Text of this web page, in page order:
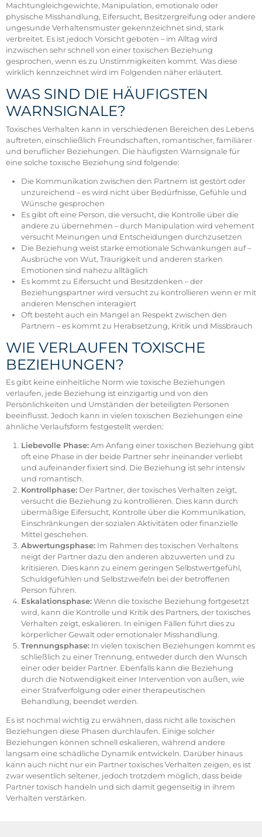
Machtungleichgewichte, Manipulation, emotionale oder
physische Misshandlung, Eifersucht, Besitzergreifung oder andere
ungesunde Verhaltensmuster gekennzeichnet sind, stark
verbreitet. Es ist jedoch Vorsicht geboten – im Alltag wird
inzwischen sehr schnell von einer toxischen Beziehung
gesprochen, wenn es zu Unstimmigkeiten kommt. Was diese
wirklich kennzeichnet wird im Folgenden näher erläutert.
WAS SIND DIE HÄUFIGSTEN
WARNSIGNALE?
Toxisches Verhalten kann in verschiedenen Bereichen des Lebens
auftreten, einschließlich Freundschaften, romantischer, familiärer
und beruflicher Beziehungen. Die häufigsten Warnsignale für
eine solche toxische Beziehung sind folgende:
Die Kommunikation zwischen den Partnern ist gestört oder
unzureichend – es wird nicht über Bedürfnisse, Gefühle und
Wünsche gesprochen
Es gibt oft eine Person, die versucht, die Kontrolle über die
andere zu übernehmen – durch Manipulation wird vehement
versucht Meinungen und Entscheidungen durchzusetzen
Die Beziehung weist starke emotionale Schwankungen auf –
Ausbrüche von Wut, Traurigkeit und anderen starken
Emotionen sind nahezu alltäglich
Es kommt zu Eifersucht und Besitzdenken – der
Beziehungspartner wird versucht zu kontrollieren wenn er mit
anderen Menschen interagiert
Oft besteht auch ein Mangel an Respekt zwischen den
Partnern – es kommt zu Herabsetzung, Kritik und Missbrauch
WIE VERLAUFEN TOXISCHE
BEZIEHUNGEN?
Es gibt keine einheitliche Norm wie toxische Beziehungen
verlaufen, jede Beziehung ist einzigartig und von den
Persönlichkeiten und Umständen der beteiligten Personen
beeinflusst. Jedoch kann in vielen toxischen Beziehungen eine
ähnliche Verlaufsform festgestellt werden:
Liebevolle Phase:Am Anfang einer toxischen Beziehung gibt
oft eine Phase in der beide Partner sehr ineinander verliebt
und aufeinander fixiert sind. Die Beziehung ist sehr intensiv
und romantisch.
Kontrollphase:Der Partner, der toxisches Verhalten zeigt,
versucht die Beziehung zu kontrollieren. Dies kann durch
übermäßige Eifersucht, Kontrolle über die Kommunikation,
Einschränkungen der sozialen Aktivitäten oder finanzielle
Mittel geschehen.
Abwertungsphase:Im Rahmen des toxischen Verhaltens
neigt der Partner dazu den anderen abzuwerten und zu
kritisieren. Dies kann zu einem geringen Selbstwertgefühl,
Schuldgefühlen und Selbstzweifeln bei der betroffenen
Person führen.
Eskalationsphase:Wenn die toxische Beziehung fortgesetzt
wird, kann die Kontrolle und Kritik des Partners, der toxisches
Verhalten zeigt, eskalieren. In einigen Fällen führt dies zu
körperlicher Gewalt oder emotionaler Misshandlung.
Trennungsphase:In vielen toxischen Beziehungen kommt es
schließlich zu einer Trennung, entweder durch den Wunsch
einer oder beider Partner. Ebenfalls kann die Beziehung
durch die Notwendigkeit einer Intervention von außen, wie
einer Strafverfolgung oder einer therapeutischen
Behandlung, beendet werden.
Es ist nochmal wichtig zu erwähnen, dass nicht alle toxischen
Beziehungen diese Phasen durchlaufen. Einige solcher
Beziehungen können schnell eskalieren, während andere
langsam eine schädliche Dynamik entwickeln. Darüber hinaus
kann auch nicht nur ein Partner toxisches Verhalten zeigen, es ist
zwar wesentlich seltener, jedoch trotzdem möglich, dass beide
Partner toxisch handeln und sich damit gegenseitig in ihrem
Verhalten verstärken.